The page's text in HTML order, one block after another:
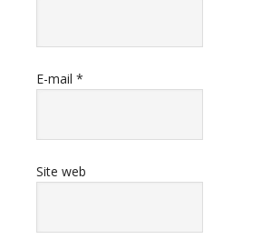
E-mail *
Site web